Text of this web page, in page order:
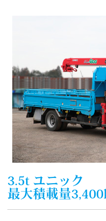
3.5t ユニック
最大積載量